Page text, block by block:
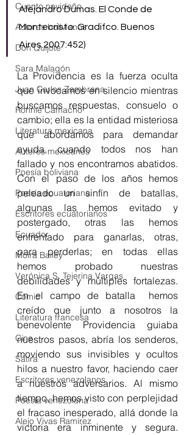
Cuento navideño
Autores bolivianos
Don Quijote
Sara Malagón
Juan Carlos Zambrana
Ronnie Camacho
Literatura mexicana
Autores mexicanos
Poesía boliviana
Poesía ecuatoriana
Escritores ecuatorianos
Ecuador
Moira Bailey
Verónica S. Tejerina Vargas
Cómic
Literatura francesa
Cine
Sátira
Escritores venezolanos
Poesía venezolana
Alejo Vivas Ramírez
Alejandro Dumas. El Conde de
Montecristo. Gradifco. Buenos
Aires.2007:452)
La Providencia es la fuerza oculta
que invocamos en silencio mientras
buscamos respuestas, consuelo o
cambio; ella es la entidad misteriosa
que abordamos para demandar
ayuda, cuando todos nos han
fallado y nos encontramos abatidos.
Con el paso de los años hemos
peleado un sinfín de batallas,
algunas las hemos evitado y
postergado, otras las hemos
enfrentado para ganarlas, otras,
para perderlas; en todas ellas
hemos probado nuestras
debilidades y múltiples fortalezas.
En el campo de batalla  hemos
creído que junto a nosotros la
benevolente Providencia guiaba
nuestros pasos, abría los senderos,
moviendo sus invisibles y ocultos
hilos a nuestro favor, haciendo caer
a nuestros adversarios. Al mismo
tiempo, hemos visto con perplejidad
el fracaso inesperado, allá donde la
victoria era inminente y segura.